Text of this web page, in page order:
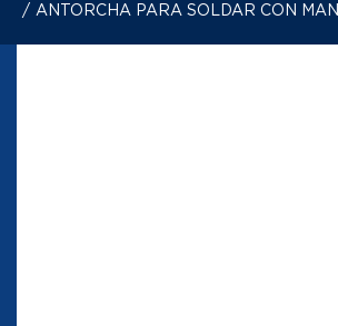
/ ANTORCHA PARA SOLDAR CON